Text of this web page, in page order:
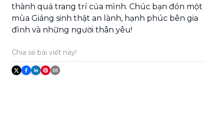
thành quả trang trí của mình. Chúc bạn đón một
mùa Giáng sinh thật an lành, hạnh phúc bên gia
đình và những người thân yêu!
Chia sẻ bài viết này!